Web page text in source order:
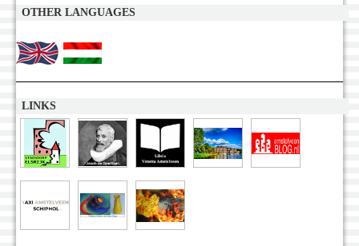
OTHER LANGUAGES
LINKS